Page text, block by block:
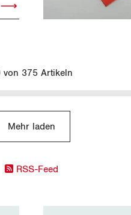
lesen
von 375 Artikeln
Mehr laden
RSS-Feed